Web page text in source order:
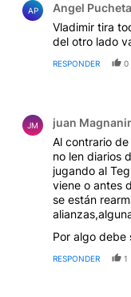
AP Angel Pucheta
Vladimir tira
del otro lado
RESPONDER 0
JM juan
Al contrario
no len diarios
jugando al
viene o antes
se están
Por algo debe
RESPONDER 1